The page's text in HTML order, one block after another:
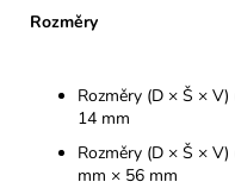
Rozměry
Rozměry (D × Š ×
14 mm
Rozměry (D × Š ×
mm × 56 mm